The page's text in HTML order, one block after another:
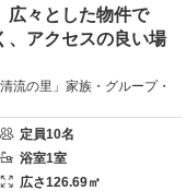
広々とした物件で
、アクセスの良い場
流の里」家族・グループ・
定員10名
浴室1室
広さ126.69㎡